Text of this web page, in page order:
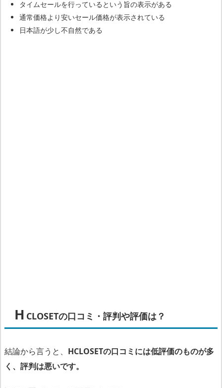
あ
り、
返
ど
は
で、
詐
タイムセールを行っているという旨の表示がある
通常価格より安いセール価格が表示されている
日本語が少し不自然である
H CLOSETの口コミ・評判や評価は？
結論から言うと、 HCLOSETの口コミには低評価のものが多
く、評判は悪いです。